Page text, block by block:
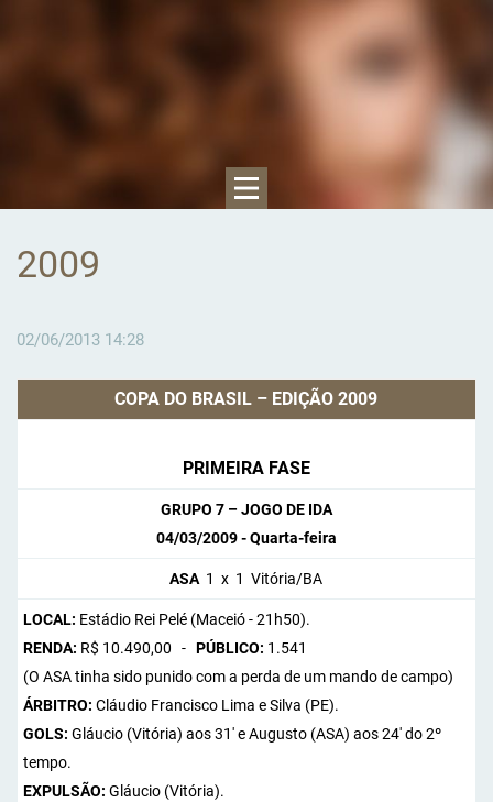
2009
02/06/2013 14:28
COPA DO BRASIL – EDIÇÃO 2009
PRIMEIRA FASE
GRUPO 7 – JOGO DE IDA
04/03/2009 - Quarta-feira
ASA 1 x 1 Vitória/BA
LOCAL: Estádio Rei Pelé (Maceió - 21h50).
RENDA: R$ 10.490,00 - PÚBLICO: 1.541
(O ASA tinha sido punido com a perda de um mando de campo)
ÁRBITRO: Cláudio Francisco Lima e Silva (PE).
GOLS: Gláucio (Vitória) aos 31' e Augusto (ASA) aos 24' do 2º
tempo.
EXPULSÃO: Gláucio (Vitória).